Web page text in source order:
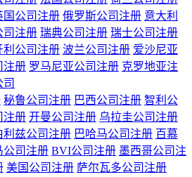
国公司注册 俄罗斯公司注册 意大利
司注册 瑞典公司注册 瑞士公司注册
利公司注册 波兰公司注册 爱沙尼亚
注册 罗马尼亚公司注册 克罗地亚注
秘鲁公司注册 巴西公司注册 智利公
注册 开曼公司注册 乌拉圭公司注册
利兹公司注册 巴哈马公司注册 百慕
公司注册 BVI公司注册 墨西哥公司注
美国公司注册 萨尔瓦多公司注册